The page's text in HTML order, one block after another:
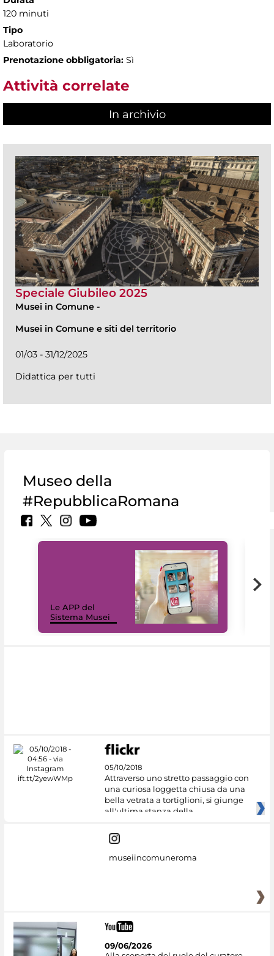
120 minuti
Tipo
Laboratorio
Prenotazione obbligatoria: Sì
Attività correlate
In archivio
Speciale Giubileo 2025
Musei in Comune -
Musei in Comune e siti del territorio
01/03 - 31/12/2025
Didattica per tutti
Museo della
#RepubblicaRomana
Le APP del
Sistema Musei
05/10/2018
Attraverso uno stretto passaggio con
una curiosa loggetta chiusa da una
bella vetrata a tortiglioni, si giunge
all'ultima stanza della
museiincomuneroma
09/06/2026